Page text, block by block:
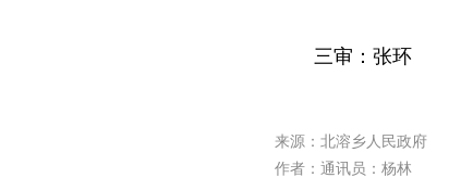
三审：张环
来源：北溶乡人民政府
作者：通讯员：杨林